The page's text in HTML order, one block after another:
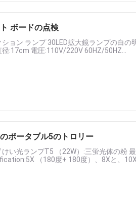
ボードの点検
ョン ランプ 30LED拡大鏡ランプの白の
:17cm 電圧:110V/220V 60HZ/50HZ
ポータブル5のトロリー
い光ランプT5 （22W）:三蛍光体の粉
（180度+ 180度）、8Xと、